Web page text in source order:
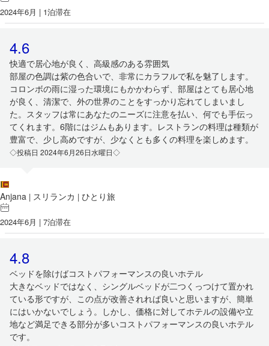
2024年6月 | 1泊滞在
4.6
快適で居心地が良く、高級感のある雰囲気
部屋の色調は紫の色合いで、非常にカラフルで私を魅了します。
コロンボの雨に湿った環境にもかかわらず、部屋はとても居心地
が良く、清潔で、外の世界のことをすっかり忘れてしまいまし
た。スタッフは常にあなたのニーズに注意を払い、何でも手伝っ
てくれます。6階にはジムもあります。レストランの料理は種類が
豊富で、少し高めですが、少なくとも多くの料理を楽しめます。
◇投稿日 2024年6月26日水曜日◇
Anjana | スリランカ | ひとり旅
2024年6月 | 7泊滞在
4.8
ベッドを除けばコストパフォーマンスの良いホテル
大きなベッドではなく、シングルベッドが二つくっつけて置かれ
ている形ですが、この点が改善されれば良いと思いますが、簡単
にはいかないでしょう。しかし、価格に対してホテルの設備や立
地など満足できる部分が多いコストパフォーマンスの良いホテル
です。